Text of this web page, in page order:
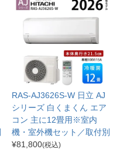
RAS-AJ3626S-W 日立 AJ
シリーズ 白くまくん エア
コン 主に12畳用※室内
機・室外機セット／取付別
¥81,800(税込)